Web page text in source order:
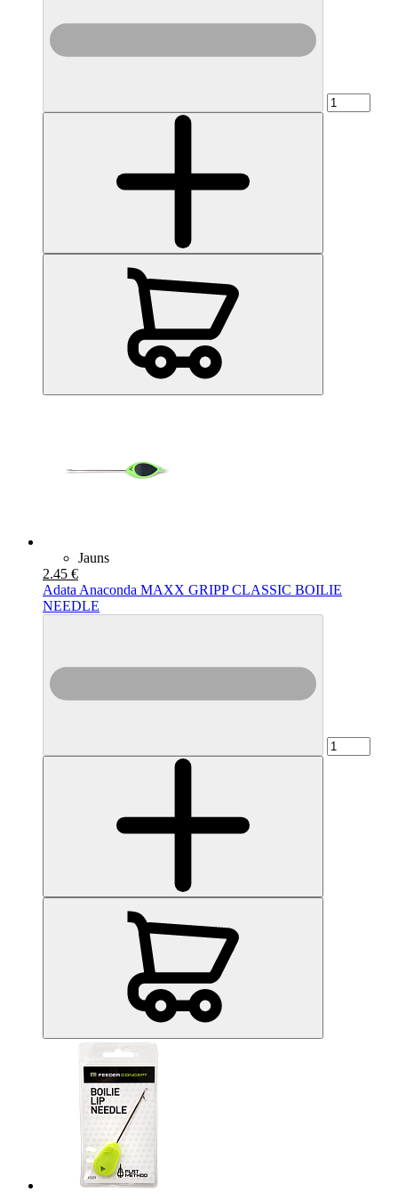
Jauns
2.45 €
Adata Anaconda MAXX GRIPP CLASSIC BOILIE
NEEDLE